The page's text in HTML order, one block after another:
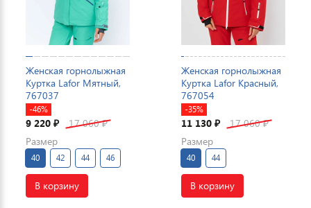
Женская горнолыжная
Куртка Lafor Мятный,
767037
-46%
9 220 ₽ 17 060₽
Размер
40 42 44 46
В корзину
Женская горнолыжная
Куртка Lafor Красный,
767054
-35%
11 130 ₽ 17 060₽
Размер
40 44
В корзину